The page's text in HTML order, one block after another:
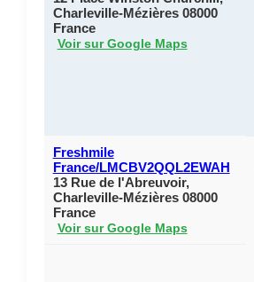
Charleville-Mézières 08000
France
Voir sur Google Maps
Freshmile
France/LMCBV2QQL2EWAH
13 Rue de l'Abreuvoir,
Charleville-Mézières 08000
France
Voir sur Google Maps